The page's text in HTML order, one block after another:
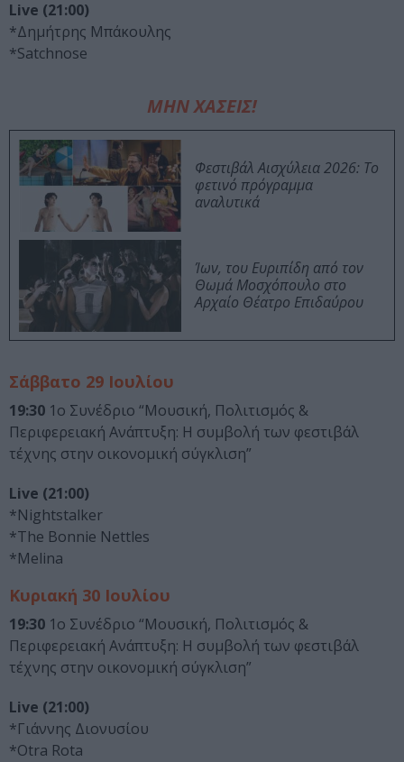
Live (21:00)
*Δημήτρης Μπάκουλης
*Satchnose
ΜΗΝ ΧΑΣΕΙΣ!
Φεστιβάλ Αισχύλεια 2026: Το
φετινό πρόγραμμα
αναλυτικά
Ίων, του Ευριπίδη από τον
Θωμά Μοσχόπουλο στο
Αρχαίο Θέατρο Επιδαύρου
Σάββατο 29 Ιουλίου
19:30 1ο Συνέδριο “Μουσική, Πολιτισμός &
Περιφερειακή Ανάπτυξη: Η συμβολή των φεστιβάλ
τέχνης στην οικονομική σύγκλιση”
Live (21:00)
*Nightstalker
*The Bonnie Nettles
*Melina
Κυριακή 30 Ιουλίου
19:30 1ο Συνέδριο “Μουσική, Πολιτισμός &
Περιφερειακή Ανάπτυξη: Η συμβολή των φεστιβάλ
τέχνης στην οικονομική σύγκλιση”
Live (21:00)
*Γιάννης Διονυσίου
*Otra Rota